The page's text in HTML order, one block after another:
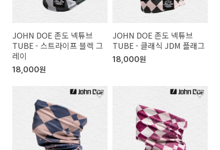
JOHN DOE 존도 넥튜브
TUBE - 스트라이프 블렉 그
레이
18,000원
JOHN DOE 존도 넥튜브
TUBE - 클래식 JDM 플래그
18,000원